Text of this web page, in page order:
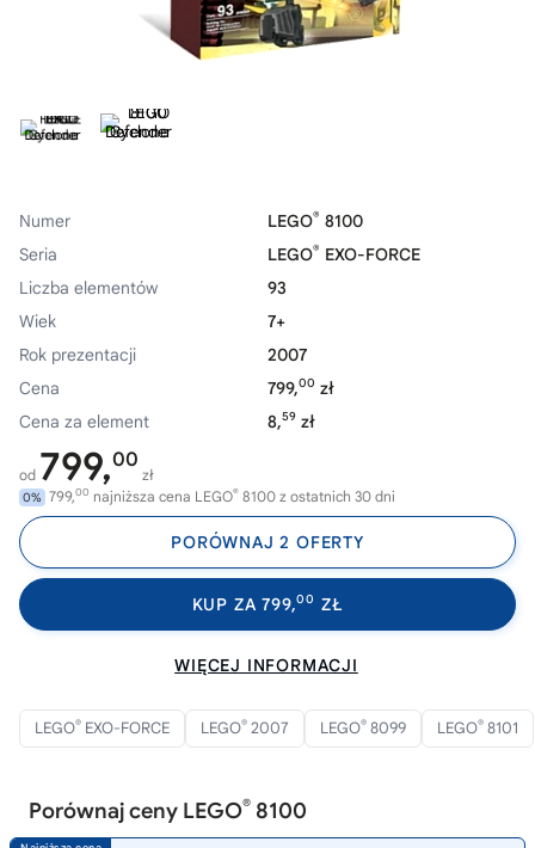
Numer LEGO® 8100
Seria
LEGO® EXO-FORCE
Liczba elementów
93
Wiek
7+
Rok prezentacji
2007
Cena
799,00 zł
Cena za element
8,59 zł
od 799,00
zł
0% 799,00 najniższa cena LEGO® 8100 z ostatnich 30 dni
PORÓWNAJ 2 OFERTY
KUP ZA 799,00 ZŁ
WIĘCEJ INFORMACJI
LEGO® EXO-FORCE LEGO® 2007 LEGO® 8099 LEGO® 8101
Porównaj ceny LEGO® 8100